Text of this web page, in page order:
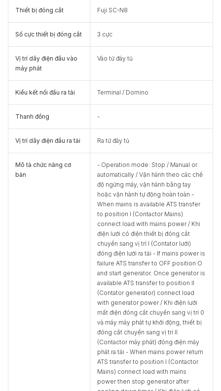
Thiết bị đóng cắt Fuji SC-N8
Số cực thiết bị đóng cắt 3 cực
Vị trí dây điện đầu vào
máy phát
Vào từ đáy tủ
Kiểu kết nối đầu ra tải Terminal / Domino
Thanh đồng -
Vị trí dây điện đầu ra tải Ra từ đáy tủ
Mô tả chức năng cơ
bản
- Operation mode: Stop / Manual or
automatically / Vận hành theo các chế
độ ngừng máy, vận hành bằng tay
hoặc vận hành tự động hoàn toàn -
When mains is available ATS transfer
to position I (Contactor Mains)
connect load with mains power / Khi
điện lưới có điện thiết bị đóng cắt
chuyển sang vị trí I (Contator lưới)
đóng điện lưới ra tải - If mains power is
failure ATS transfer to OFF position O
and start generator. Once generator is
available ATS transfer to position II
(Contator generator) connect load
with generator power / Khi điện lưới
mất điện đóng cắt chuyển sang vị trí 0
và máy máy phát tự khởi động, thiết bị
đóng cắt chuyển sang vị trí II
(Contactor máy phát) đóng điện máy
phát ra tải - When mains power return
ATS transfer to position I (Contactor
Mains) connect load with mains
power then stop generator after